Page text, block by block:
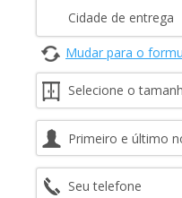
Mudar para o